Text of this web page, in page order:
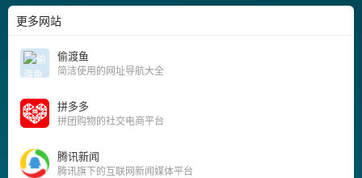
更多网站
偷渡鱼
简洁使用的网址导航大全
拼多多
拼团购物的社交电商平台
腾讯新闻
腾讯旗下的互联网新闻媒体平台